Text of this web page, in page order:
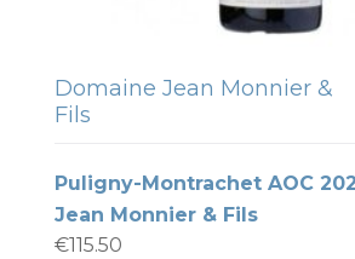
Domaine Jean Monnier &
Fils
Puligny-Montrachet AOC
Jean Monnier & Fils
€115.50